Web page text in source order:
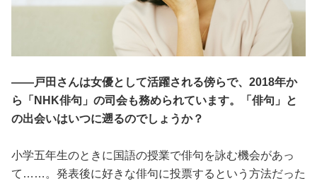
――戸田さんは女優として活躍される傍らで、2018年か
ら「NHK俳句」の司会も務められています。「俳句」と
の出会いはいつに遡るのでしょうか？
小学五年生のときに国語の授業で俳句を詠む機会があっ
て……。発表後に好きな俳句に投票するという方法だった